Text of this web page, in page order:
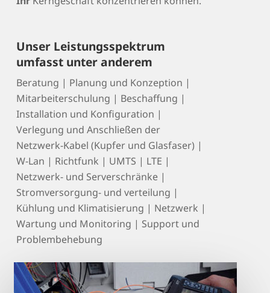
Unser Leistungsspektrum
umfasst unter anderem
Beratung | Planung und Konzeption |
Mitarbeiterschulung | Beschaffung |
Installation und Konfiguration |
Verlegung und Anschließen der
Netzwerk-Kabel (Kupfer und Glasfaser) |
W-Lan | Richtfunk | UMTS | LTE |
Netzwerk- und Serverschränke |
Stromversorgung- und verteilung |
Kühlung und Klimatisierung | Netzwerk |
Wartung und Monitoring | Support und
Problembehebung